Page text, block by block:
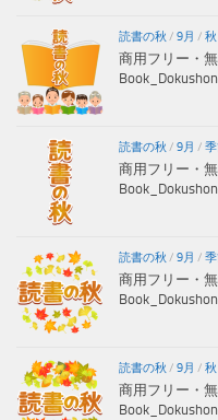
読書の秋 / 9月 / 秋
商用フリー・
読書の秋 / 9月 /
商用フリー・
読書の秋 / 9月 /
商用フリー・
読書の秋 / 9月 / 秋
商用フリー・